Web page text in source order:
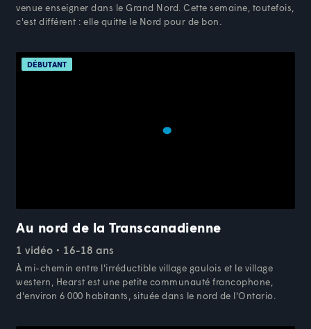
venue enseigner dans le Grand Nord. Cette semaine, toutefois,
c'est différent : elle quitte le Nord pour de bon.
DÉBUTANT
Au nord de la Transcanadienne
1 vidéo 16-18 ans
À mi-chemin entre l'irréductible village gaulois et le village
western, Hearst est une petite communauté francophone,
d'environ 6 000 habitants, située dans le nord de l'Ontario.